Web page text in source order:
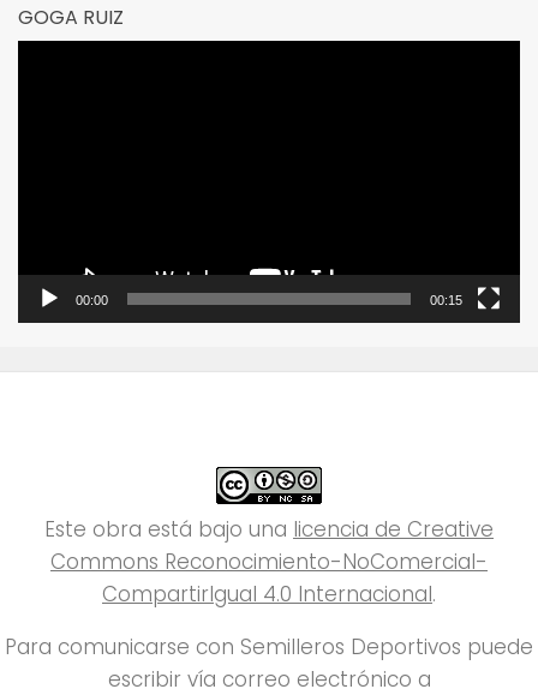
GOGA RUIZ
00:00 00:15
Este obra está bajo una licencia de Creative
Commons Reconocimiento-NoComercial-
CompartirIgual 4.0 Internacional.
Para comunicarse con Semilleros Deportivos puede
escribir vía correo electrónico a